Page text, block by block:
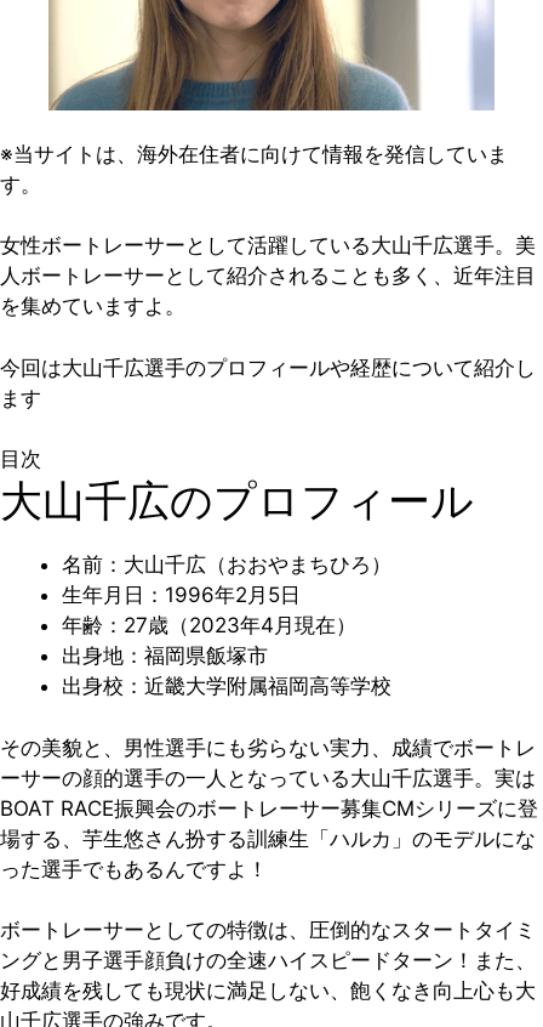
※当サイトは、海外在住者に向けて情報を発信していま
す。
女性ボートレーサーとして活躍している大山千広選手。美
人ボートレーサーとして紹介されることも多く、近年注目
を集めていますよ。
今回は大山千広選手のプロフィールや経歴について紹介し
ます
目次
大山千広のプロフィール
名前：大山千広（おおやまちひろ）
生年月日：1996年2月5日
年齢：27歳（2023年4月現在）
出身地：福岡県飯塚市
出身校：近畿大学附属福岡高等学校
その美貌と、男性選手にも劣らない実力、成績でボートレ
ーサーの顔的選手の一人となっている大山千広選手。実は
BOAT RACE振興会のボートレーサー募集CMシリーズに登
場する、芋生悠さん扮する訓練生「ハルカ」のモデルにな
った選手でもあるんですよ！
ボートレーサーとしての特徴は、圧倒的なスタートタイミ
ングと男子選手顔負けの全速ハイスピードターン！また、
好成績を残しても現状に満足しない、飽くなき向上心も大
山千広選手の強みです。